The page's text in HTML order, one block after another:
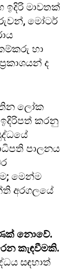
මාවතක්
මෝටර්
හා
ද
ලෝක
කරනු
පාලනය
මෙන්ම
අරගලයේ
නොවේ.
කැඳවීමකි.
සඳහාත්